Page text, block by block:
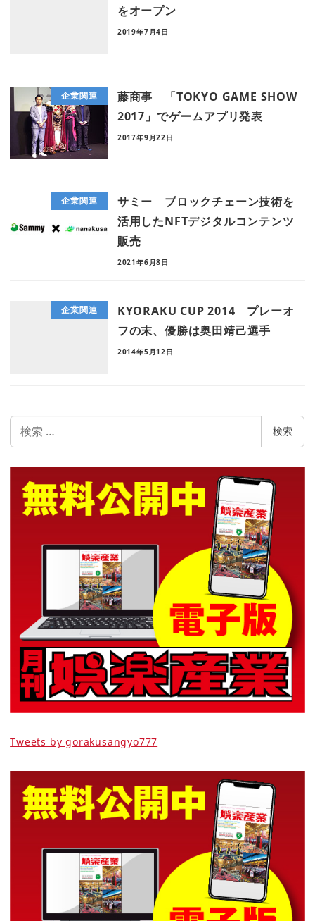
をオープン
2019年7月4日
企業関連
藤商事 「TOKYO GAME SHOW
2017」でゲームアプリ発表
2017年9月22日
企業関連
サミー ブロックチェーン技術を
活用したNFTデジタルコンテンツ
販売
2021年6月8日
企業関連
KYORAKU CUP 2014 プレーオ
フの末、優勝は奥田靖己選手
2014年5月12日
索
検索
Tweets by gorakusangyo777